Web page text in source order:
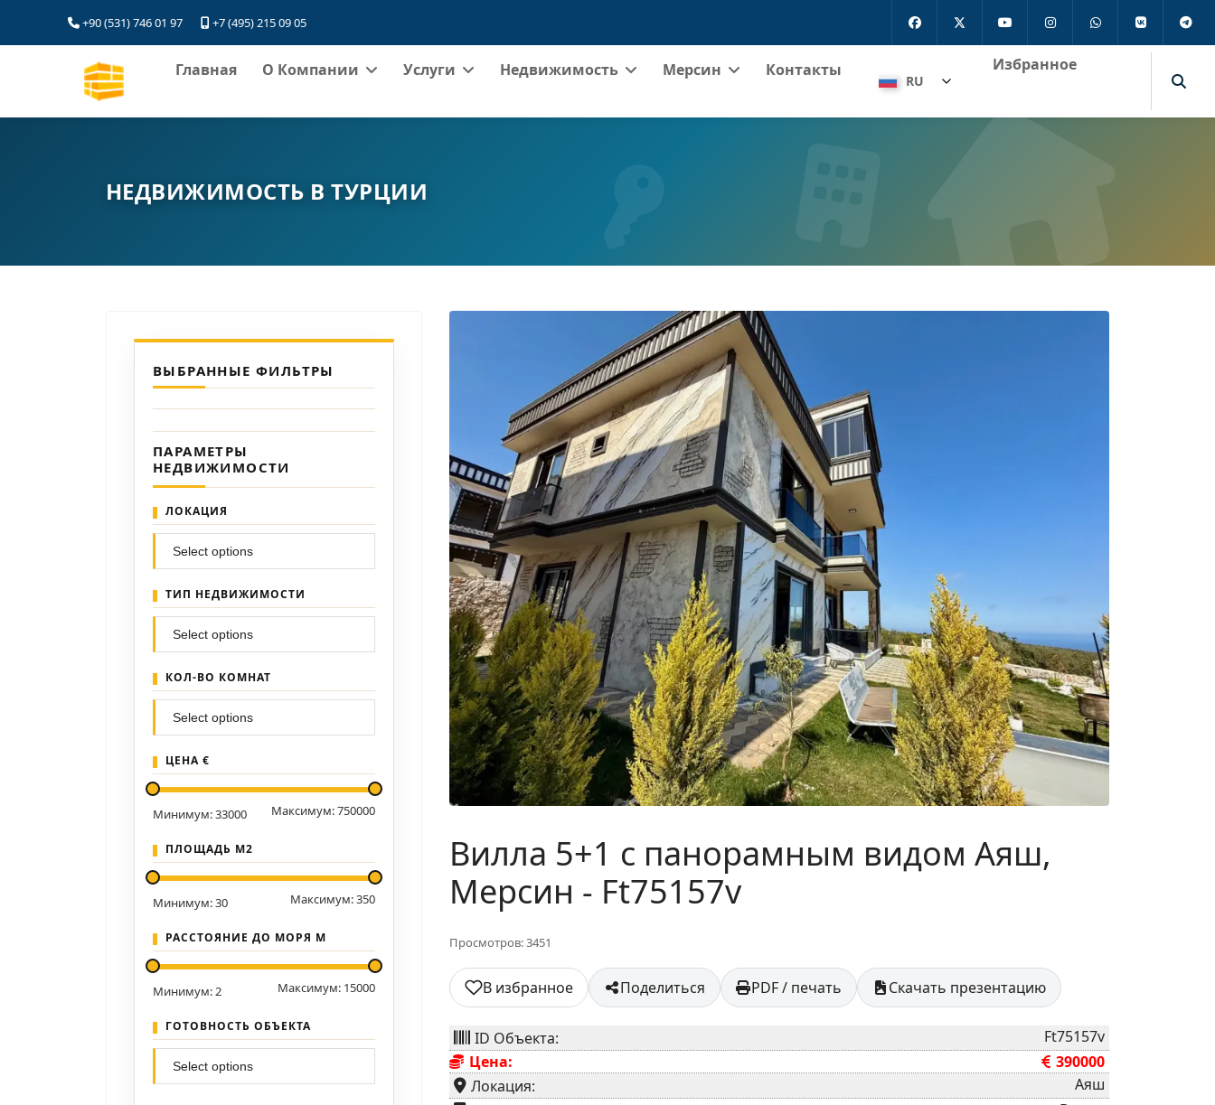
+90 (531) 746 01 97 +7 (495) 215 09 05
Главная О Компании Услуги Недвижимость Мерсин Контакты
RU
Избранное
НЕДВИЖИМОСТЬ В ТУРЦИИ
ВЫБРАННЫЕ ФИЛЬТРЫ
ПАРАМЕТРЫ
НЕДВИЖИМОСТИ
ЛОКАЦИЯ
ТИП НЕДВИЖИМОСТИ
КОЛ-ВО КОМНАТ
ЦЕНА €
Минимум:33000 Максимум:750000
ПЛОЩАДЬ М2
Минимум:30 Максимум:350
РАССТОЯНИЕ ДО МОРЯ М
Минимум:2 Максимум: 15000
ГОТОВНОСТЬ ОБЪЕКТА
Вилла 5+1 с панорамным видом Аяш,
Мерсин - Ft75157v
Просмотров: 3451
В избранное Поделиться PDF / печать Скачать презентацию
ID Объекта:
Ft75157v
Цена:
390000
Локация:
Аяш